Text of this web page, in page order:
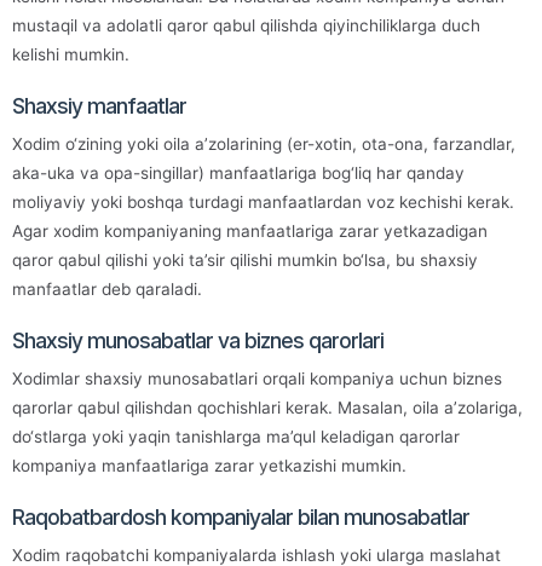
mustaqil va adolatli qaror qabul qilishda qiyinchiliklarga duch
kelishi mumkin.
Shaxsiy manfaatlar
Xodim o‘zining yoki oila a’zolarining (er-xotin, ota-ona, farzandlar,
aka-uka va opa-singillar) manfaatlariga bog‘liq har qanday
moliyaviy yoki boshqa turdagi manfaatlardan voz kechishi kerak.
Agar xodim kompaniyaning manfaatlariga zarar yetkazadigan
qaror qabul qilishi yoki ta’sir qilishi mumkin bo‘lsa, bu shaxsiy
manfaatlar deb qaraladi.
Shaxsiy munosabatlar va biznes qarorlari
Xodimlar shaxsiy munosabatlari orqali kompaniya uchun biznes
qarorlar qabul qilishdan qochishlari kerak. Masalan, oila a’zolariga,
do‘stlarga yoki yaqin tanishlarga ma’qul keladigan qarorlar
kompaniya manfaatlariga zarar yetkazishi mumkin.
Raqobatbardosh kompaniyalar bilan munosabatlar
Xodim raqobatchi kompaniyalarda ishlash yoki ularga maslahat